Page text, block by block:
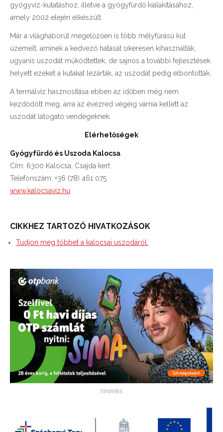
gyógyvíz-kutatáshoz, illetve a gyógyfürdő kialakításához,
amely 2002 elején elkészült.
Már a világháborút megelőzően is több mélyfúrású kút
üzemelt, aminek a kedvező hatását sikeresen kihasználták,
ugyanis uszodát működtettek, de sajnos a további fejlesztések
helyett ezeket a kutakat lezárták, az uszodát pedig elbontották.
A termálvíz hasznosítása ebben az időben még nem
kezdődött meg, arra az évezred végéig várnia kellett az
uszodát látogató vendégeknek.
Elérhetőségek
Gyógyfürdő és Uszoda Kalocsa
Cím: 6300 Kalocsa, Csajda kert
Telefonszám: +36 (78) 461 075
www.kalocsaviz.hu
CIKKHEZ TARTOZÓ HIVATKOZÁSOK
Tudjon meg többet a kalocsai uszodáról.
hirdetés